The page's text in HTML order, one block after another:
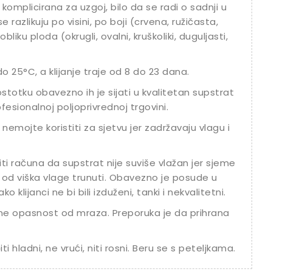
za uzgoj, bilo da se radi o sadnji u
razlikuju po visini, po boji (crvena, ružičasta,
ploda (okrugli, ovalni, kruškoliki, duguljasti,
25°C, a klijanje traje od 8 do 23 dana.
obavezno ih je sijati u kvalitetan supstrat
poljoprivrednoj trgovini.
koristiti za sjetvu jer zadržavaju vlagu i
računa da supstrat nije suviše vlažan jer sjeme
viška vlage trunuti. Obavezno je posude u
klijanci ne bi bili izduženi, tanki i nekvalitetni.
opasnost od mraza. Preporuka je da prihrana
hladni, ne vrući, niti rosni. Beru se s peteljkama.